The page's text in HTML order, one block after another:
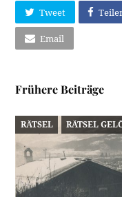
Tweet
Email
Frühere Beiträge
RÄTSEL RÄTSEL